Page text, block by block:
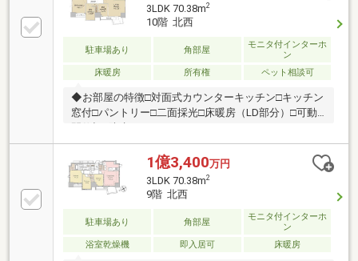
3LDK 70.38m2
10階 北西
駐車場あり 角部屋
モニタ付インターホ
ン
床暖房
所有権 ペット相談可
◆お部屋の特徴□対面式カウンターキッチン□キッチン
窓付□パントリー□二面採光□床暖房（LD部分）□可動
Ｃ・ストレージなど収納豊富◆マンションについて
□2018年3月築、地上12階建□宅配BOX□24時間ゴミ出
し可能□外壁タイル貼□高効率ガス給湯器「エコジョー
ズ」□Ｌｏｗ－Ｅガラス□二重床
1億3,400万円
3LDK 70.38m2
9階 北西
駐車場あり 角部屋
モニタ付インターホ
ン
浴室乾燥機
即入居可 床暖房